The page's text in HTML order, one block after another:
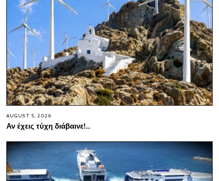
AUGUST 5, 2026
Αν έχεις τύχη διάβαινε!…